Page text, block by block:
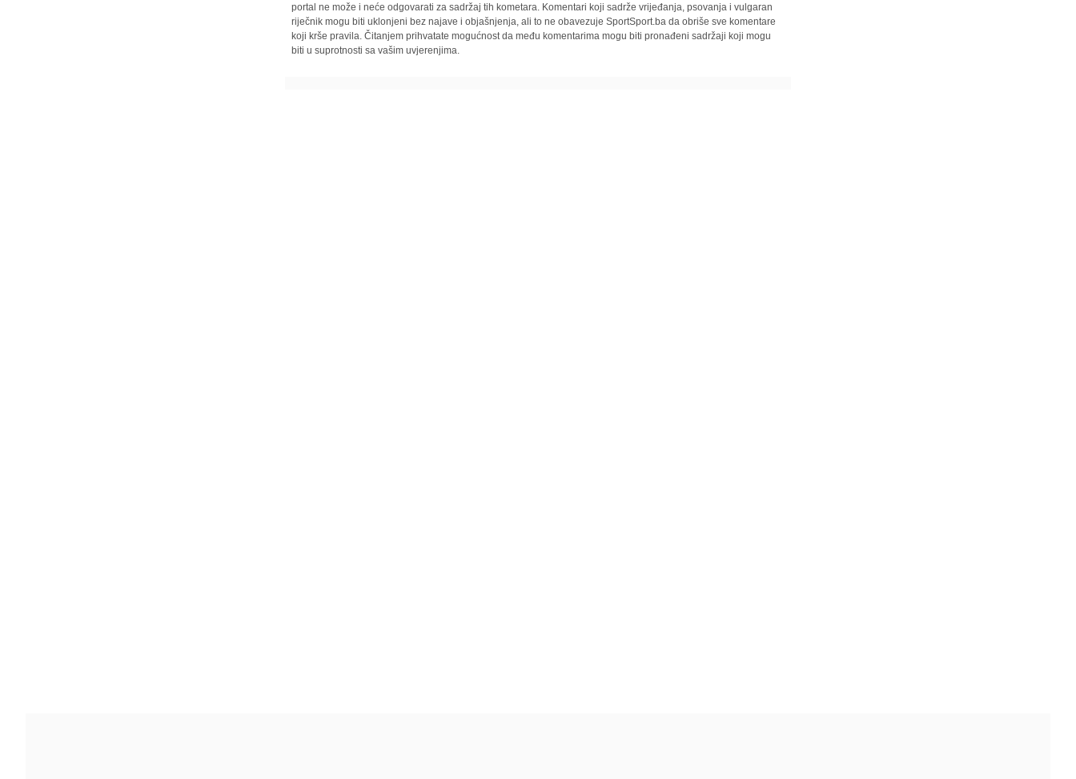
portal ne može i neće odgovarati za sadržaj tih kometara. Komentari koji sadrže vrijeđanja, psovanja i vulgaran
riječnik mogu biti uklonjeni bez najave i objašnjenja, ali to ne obavezuje SportSport.ba da obriše sve komentare
koji krše pravila. Čitanjem prihvatate mogućnost da među komentarima mogu biti pronađeni sadržaji koji mogu
biti u suprotnosti sa vašim uvjerenjima.